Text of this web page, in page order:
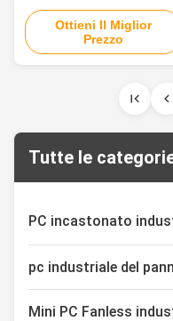
WIFI, BluetoothFeaturesThis is
a Aluminum Alloy IP68
waterproof PC, fanless, strong
and tightly-sealed to sustain
washdowns. 1. 12" TFT LED
Intel ...
Ottieni Il Miglior
Prezzo
Tutte le
PC incastonato
Monitor capacitivo
pc industriale del
Mini PC Fanless